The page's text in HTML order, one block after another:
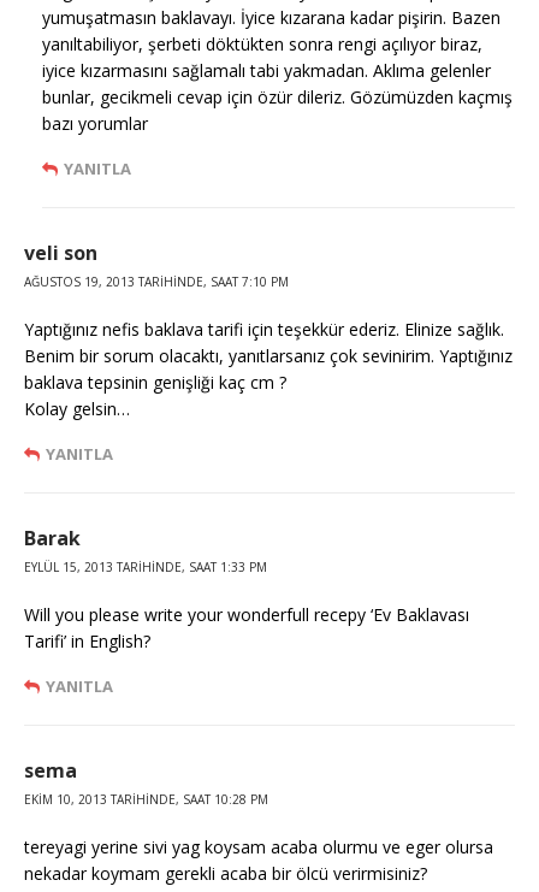
yumuşatmasın baklavayı. İyice kızarana kadar pişirin. Bazen
yanıltabiliyor, şerbeti döktükten sonra rengi açılıyor biraz,
iyice kızarmasını sağlamalı tabi yakmadan. Aklıma gelenler
bunlar, gecikmeli cevap için özür dileriz. Gözümüzden kaçmış
bazı yorumlar
YANITLA
veli son
AĞUSTOS 19, 2013 TARIHINDE, SAAT 7:10 PM
Yaptığınız nefis baklava tarifi için teşekkür ederiz. Elinize sağlık.
Benim bir sorum olacaktı, yanıtlarsanız çok sevinirim. Yaptığınız
baklava tepsinin genişliği kaç cm ?
Kolay gelsin…
YANITLA
Barak
EYLÜL 15, 2013 TARIHINDE, SAAT 1:33 PM
Will you please write your wonderfull recepy ‘Ev Baklavası
Tarifi’ in English?
YANITLA
sema
EKIM 10, 2013 TARIHINDE, SAAT 10:28 PM
tereyagi yerine sivi yag koysam acaba olurmu ve eger olursa
nekadar koymam gerekli acaba bir ölcü verirmisiniz?